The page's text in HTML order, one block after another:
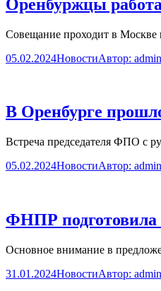
Оренбуржцы
Совещание проходит в
05.02.2024НовостиАвтор: admin
В Оренбурге
Встреча председателя ФПО с
05.02.2024НовостиАвтор: admin
ФНПР подготовила
Основное внимание в
31.01.2024НовостиАвтор: admin